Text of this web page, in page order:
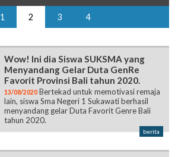
1 2 3 4
Wow! Ini dia Siswa SUKSMA yang
Menyandang Gelar Duta GenRe
Favorit Provinsi Bali tahun 2020.
13/08/2020 Bertekad untuk memotivasi remaja
lain, siswa Sma Negeri 1 Sukawati berhasil
menyandang gelar Duta Favorit Genre Bali
tahun 2020.
berita